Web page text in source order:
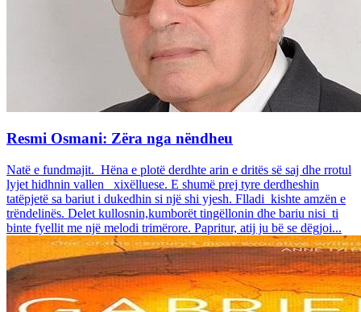
Resmi Osmani: Zëra nga nëndheu
Natë e fundmajit. Hëna e plotë derdhte arin e dritës së saj dhe rrotul
lyjet hidhnin vallen xixëlluese. E shumë prej tyre derdheshin
tatëpjetë sa bariut i dukedhin si një shi yjesh. Flladi kishte amzën e
trëndelinës. Delet kullosnin,kumborët tingëllonin dhe bariu nisi ti
binte fyellit me një melodi trimërore. Papritur, atij ju bë se dëgjoi...